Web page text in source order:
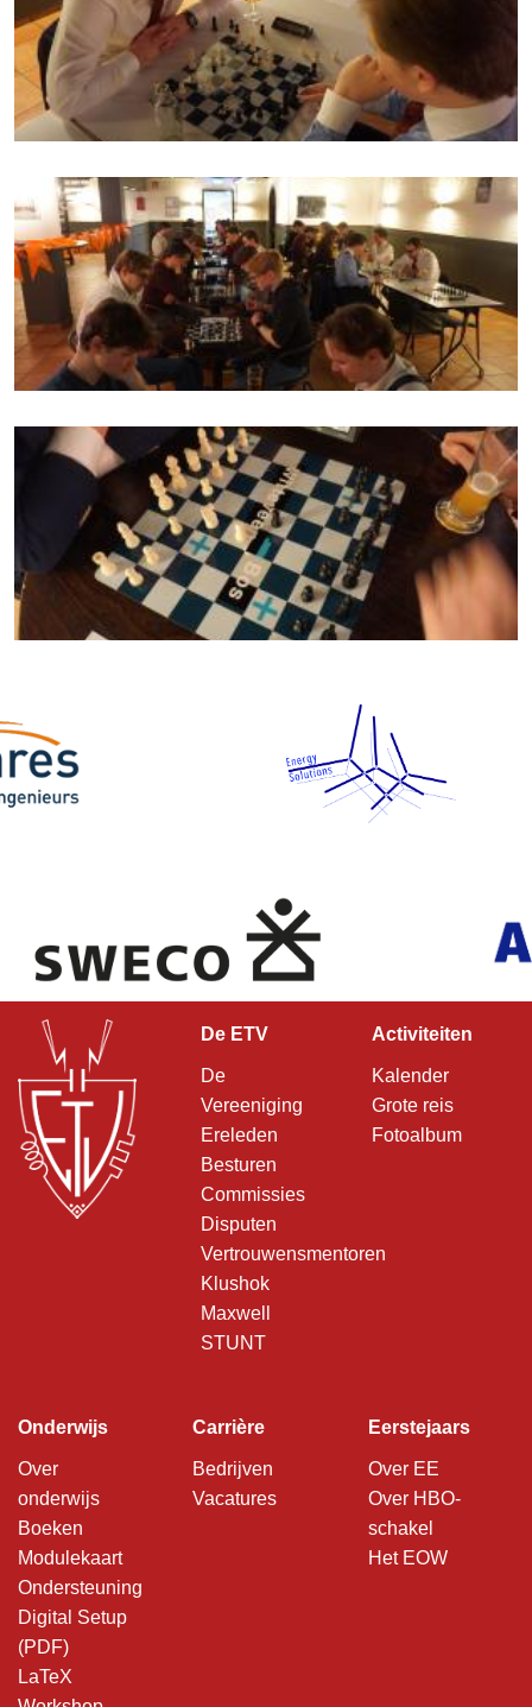
De ETV
De
Vereeniging
Ereleden
Besturen
Commissies
Disputen
Vertrouwensmentoren
Klushok
Maxwell
STUNT
Activiteiten
Kalender
Grote reis
Fotoalbum
Onderwijs
Over
onderwijs
Boeken
Modulekaart
Ondersteuning
Digital Setup
(PDF)
LaTeX
Carrière
Bedrijven
Vacatures
Eerstejaars
Over EE
Over HBO-
schakel
Het EOW